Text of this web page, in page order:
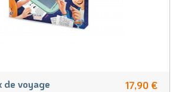
de voyage 17,90 €